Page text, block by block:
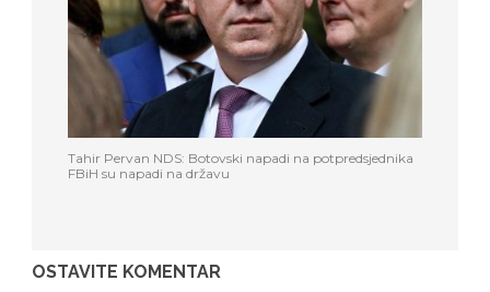
Tahir Pervan NDS: Botovski napadi na potpredsjednika
FBiH su napadi na državu
OSTAVITE KOMENTAR